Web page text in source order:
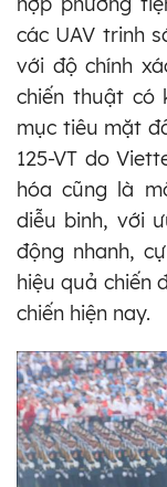
các UAV trinh
với độ chính
chiến thuật có
mục tiêu mặt
125-VT do
hóa cũng là
diễu binh, với
động nhanh,
hiệu quả chiến
chiến hiện nay.